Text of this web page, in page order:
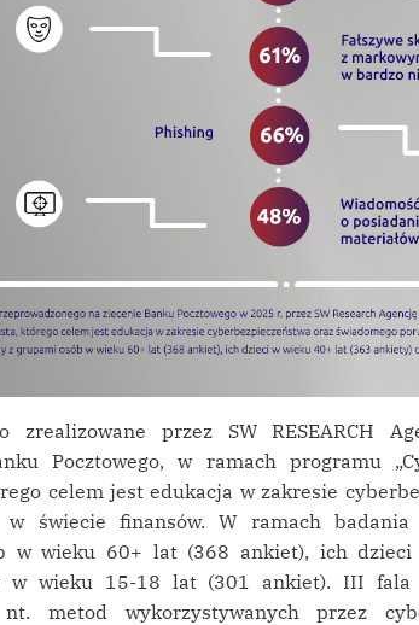
zrealizowane przez SW RESEARCH
Pocztowego, w ramach programu
celem jest edukacja w zakresie
w świecie finansów. W ramach
w wieku 60+ lat (368 ankiet), ich
w wieku 15-18 lat (301 ankiet). III fala
nt. metod wykorzystywanych przez